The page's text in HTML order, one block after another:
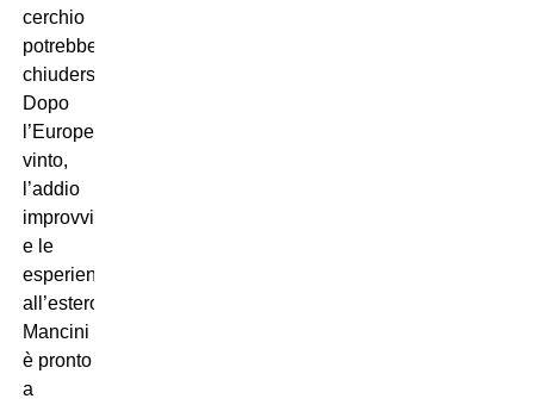
cerchio
potrebbe
chiudersi.
Dopo
l’Europeo
vinto,
l’addio
improvviso
e le
esperienze
all’estero,
Mancini
è pronto
a